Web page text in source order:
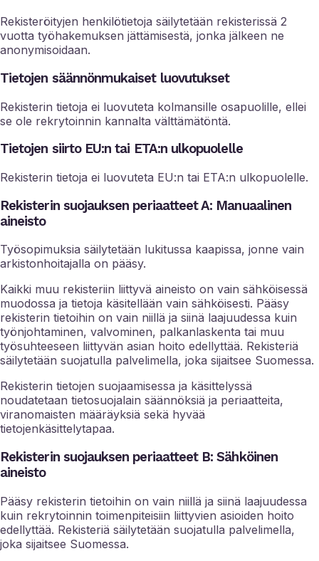
Rekisteröityjen henkilötietoja säilytetään rekisterissä 2
vuotta työhakemuksen jättämisestä, jonka jälkeen ne
anonymisoidaan.
Tietojen säännönmukaiset luovutukset
Rekisterin tietoja ei luovuteta kolmansille osapuolille, ellei
se ole rekrytoinnin kannalta välttämätöntä.
Tietojen siirto EU:n tai ETA:n ulkopuolelle
Rekisterin tietoja ei luovuteta EU:n tai ETA:n ulkopuolelle.
Rekisterin suojauksen periaatteet A: Manuaalinen
aineisto
Työsopimuksia säilytetään lukitussa kaapissa, jonne vain
arkistonhoitajalla on pääsy.
Kaikki muu rekisteriin liittyvä aineisto on vain sähköisessä
muodossa ja tietoja käsitellään vain sähköisesti. Pääsy
rekisterin tietoihin on vain niillä ja siinä laajuudessa kuin
työnjohtaminen, valvominen, palkanlaskenta tai muu
työsuhteeseen liittyvän asian hoito edellyttää. Rekisteriä
säilytetään suojatulla palvelimella, joka sijaitsee Suomessa.
Rekisterin tietojen suojaamisessa ja käsittelyssä
noudatetaan tietosuojalain säännöksiä ja periaatteita,
viranomaisten määräyksiä sekä hyvää
tietojenkäsittelytapaa.
Rekisterin suojauksen periaatteet B: Sähköinen
aineisto
Pääsy rekisterin tietoihin on vain niillä ja siinä laajuudessa
kuin rekrytoinnin toimenpiteisiin liittyvien asioiden hoito
edellyttää. Rekisteriä säilytetään suojatulla palvelimella,
joka sijaitsee Suomessa.